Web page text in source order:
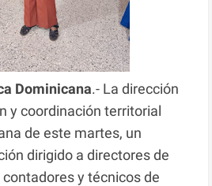
Dominicana.- La dirección
y coordinación territorial
de este martes, un
dirigido a directores de
y técnicos de